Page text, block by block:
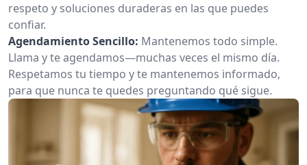
respeto y soluciones duraderas en las que puedes
confiar.
Agendamiento Sencillo: Mantenemos todo simple.
Llama y te agendamos—muchas veces el mismo día.
Respetamos tu tiempo y te mantenemos informado,
para que nunca te quedes preguntando qué sigue.